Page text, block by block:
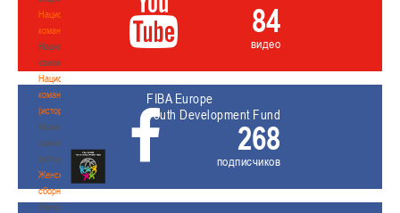
Национальная
команда
Национальная
команда
Национальная
команда
(история)
Национальная
команда
(история)
Женские
сборные
Женские
84
видео
FIBA Europe
Youth Development Fund
268
подписчиков